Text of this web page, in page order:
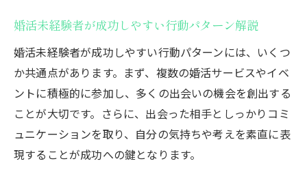
婚活未経験者が成功しやすい行動パターン解説
婚活未経験者が成功しやすい行動パターンには、いくつ
か共通点があります。まず、複数の婚活サービスやイベ
ントに積極的に参加し、多くの出会いの機会を創出する
ことが大切です。さらに、出会った相手としっかりコミ
ュニケーションを取り、自分の気持ちや考えを素直に表
現することが成功への鍵となります。